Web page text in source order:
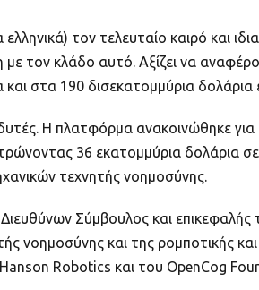
τον τελευταίο καιρό και
τον κλάδο αυτό. Αξίζει να
στα 190 δισεκατομμύρια
Η πλατφόρμα ανακοινώθηκε
36 εκατομμύρια δολάρια
τεχνητής νοημοσύνης.
Σύμβουλος και επικεφαλής
νοημοσύνης και της ρομποτικής και
Hanson Robotics και του OpenCog